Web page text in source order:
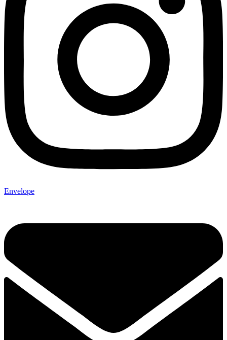
Envelope